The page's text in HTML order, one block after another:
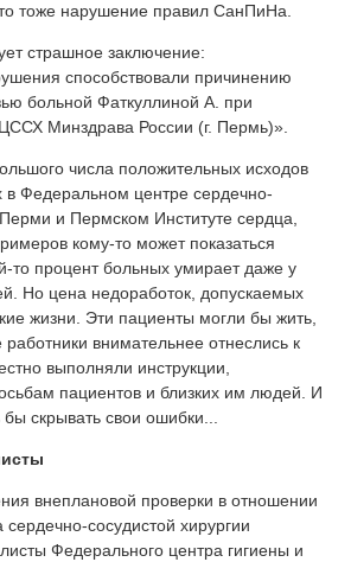
тоже нарушение правил СанПиНа.
страшное заключение:
способствовали причинению
больной Фаткуллиной А. при
Минздрава России (г. Пермь)».
числа положительных исходов
Федеральном центре сердечно-
и Пермском Институте сердца,
кому-то может показаться
то процент больных умирает даже у
Но цена недоработок, допускаемых
жизни. Эти пациенты могли бы жить,
внимательнее отнеслись к
выполняли инструкции,
пациентов и близких им людей. И
скрывать свои ошибки...
внеплановой проверки в отношении
сосудистой хирургии
Федерального центра гигиены и